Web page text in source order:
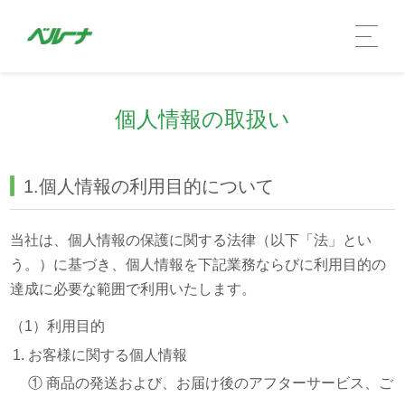
社長メッセージ
会社概要
個人情報の取扱い
1.個人情報の利用目的について
当社は、個人情報の保護に関する法律（以下「法」とい
う。）に基づき、個人情報を下記業務ならびに利用目的の
達成に必要な範囲で利用いたします。
（1）利用目的
お客様に関する個人情報
① 商品の発送および、お届け後のアフターサービス、ご